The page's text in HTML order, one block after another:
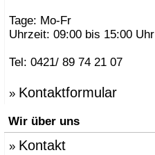
»amei
» Andrea Crosetta
»Andreas Ulbricht
»Anna-Maria Nilsson
»Antonio Norero
»Apartment 8
»Arne Jacobsen
»Atmosphere Globus
Tage: Mo-Fr
Uhrzeit: 09:00 bis 15:00 Uhr
Tel: 0421/ 89 74 21 07
» Kontaktformular
Wir über uns
» Kontakt